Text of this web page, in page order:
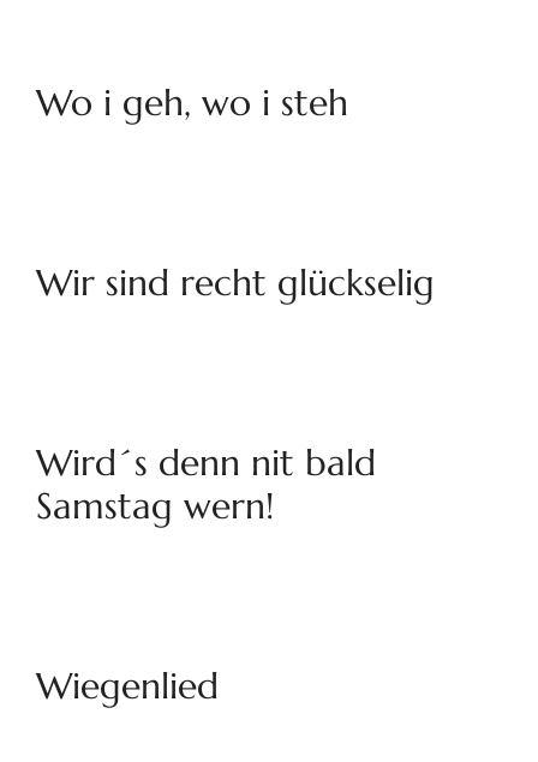
Wo i geh, wo i steh
Wir sind recht glückselig
Wird´s denn nit bald
Samstag wern!
Wiegenlied